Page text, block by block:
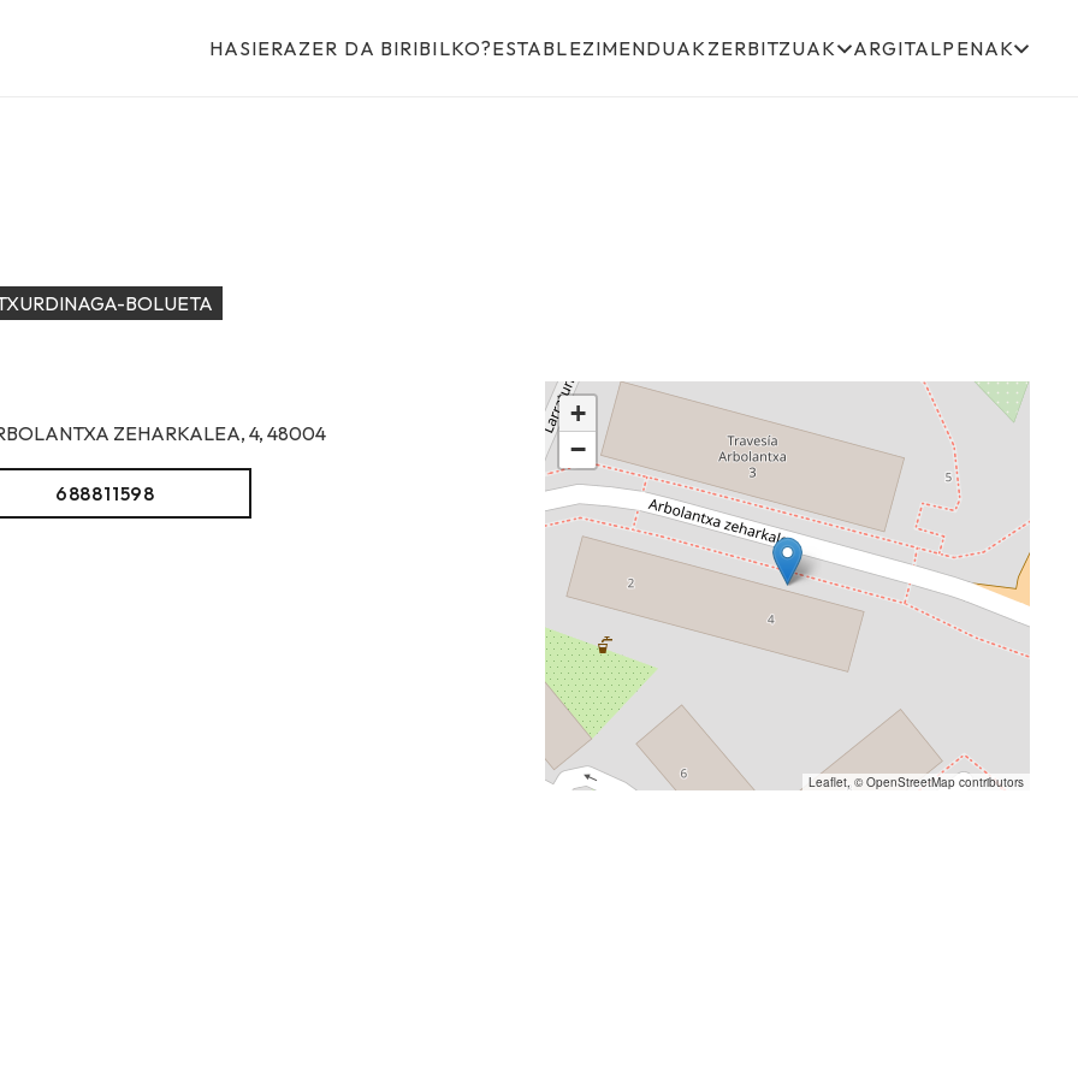
HASIERAZER DA BIRIBILKO?ESTABLEZIMENDUAKZERBITZUAK ARGITALPENAK
BOLUETA
ZEHARKALEA, 4, 48004
688811598
+
−
Leaflet, ©OpenStreetMapcontributors